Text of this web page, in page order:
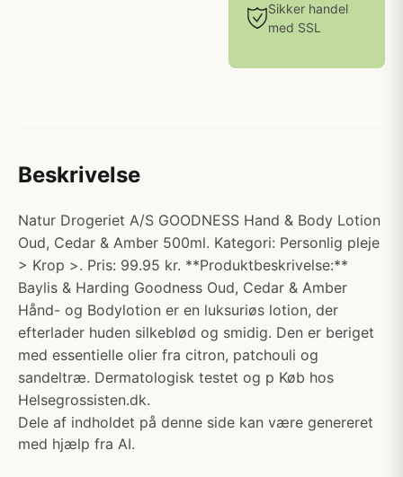
Sikker handel
med SSL
Beskrivelse
Natur Drogeriet A/S GOODNESS Hand & Body Lotion
Oud, Cedar & Amber 500ml. Kategori: Personlig pleje
> Krop >. Pris: 99.95 kr. **Produktbeskrivelse:**
Baylis & Harding Goodness Oud, Cedar & Amber
Hånd- og Bodylotion er en luksuriøs lotion, der
efterlader huden silkeblød og smidig. Den er beriget
med essentielle olier fra citron, patchouli og
sandeltræ. Dermatologisk testet og p Køb hos
Helsegrossisten.dk.
Dele af indholdet på denne side kan være genereret
med hjælp fra AI.